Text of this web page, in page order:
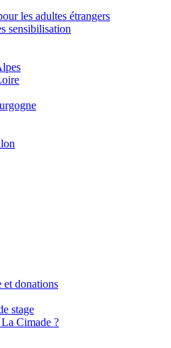
les adultes étrangers
sensibilisation
et donations
stage
Cimade ?